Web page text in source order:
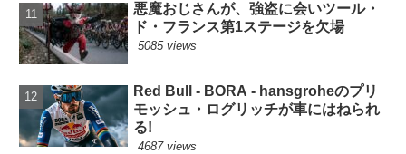
悪魔おじさんが、強盗に会いツール・
ド・フランス第1ステージを欠場
5085 views
Red Bull - BORA - hansgroheのプリ
モッシュ・ログリッチが車にはねられ
る!
4687 views